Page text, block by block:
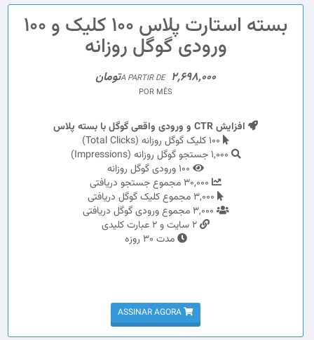
بسته استارت پلاس 100 کلیک و 100
ورودی گوگل روزانه
A PARTIR DE 2,698,000تومان
POR MÊS
افزایش CTR و ورودی واقعی گوگل با بسته پلاس
مدت 30 روزه
ASSINAR AGORA